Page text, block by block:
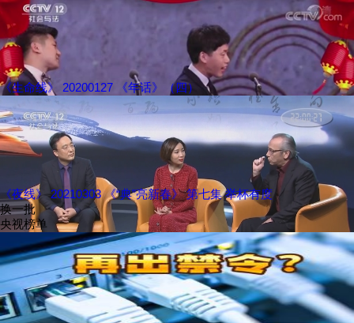
《生命线》 20200127 《年话》（四）
《夜线》 20210303 《“典”亮新春》 第七集 举杯有度
换一批
央视榜单